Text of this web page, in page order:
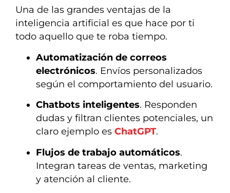
Una de las grandes ventajas de la
inteligencia artificial es que hace por ti
todo aquello que te roba tiempo.
Automatización de correos
electrónicos. Envíos personalizados
según el comportamiento del usuario.
Chatbots inteligentes. Responden
dudas y filtran clientes potenciales, un
claro ejemplo es ChatGPT.
Flujos de trabajo automáticos.
Integran tareas de ventas, marketing
y atención al cliente.